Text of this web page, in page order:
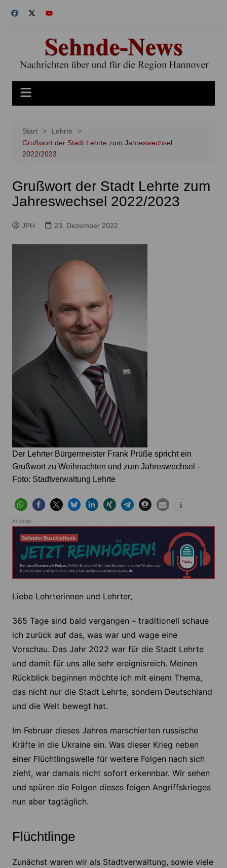
Inhalt
Start
Lehrte
Grußwort der Stadt Lehrte zum Jahreswechsel
2022/2023
Grußwort der Stadt Lehrte zum
Jahreswechsel 2022/2023
JPH 23. Dezember 2022
Der Lehrter Bürgermeister Frank Prüße spricht ein
Grußwort zu Weihnachten und zum Jahreswechsel -
Foto: Stadtverwaltung Lehrte
Anzeige
Liebe Lehrterinnen und Lehrter,
365 Tage sind bald vergangen – traditionell schaue
ich zurück auf das, was war und wage eine
Vorschau. Das Jahr 2022 war für die Stadt Lehrte
und damit für uns alle sehr ereignisreich. Meinen
Rückblick beginnen möchte ich mit einem Thema,
das nicht nur die Stadt Lehrte, sondern Deutschland
und die Welt bewegt hat.
Im Februar dieses Jahres marschierten russische
Kräfte in die Ukraine ein. Was dieser Krieg neben
einer Flüchtlingswelle für weitere Folgen nach sich
zieht, war damals nicht sofort erkennbar. Wir sehen
und spüren die Folgen dieses feigen Angriffskrieges
nun aber tagtäglich.
Flüchtlinge
Zunächst waren wir als Stadtverwaltung, sowie viele